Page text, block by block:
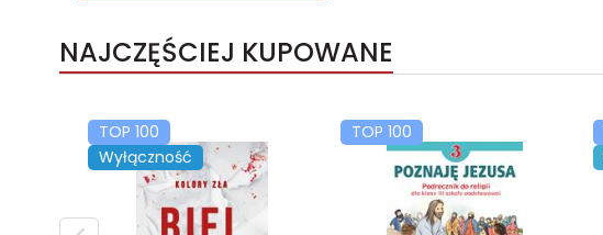
NAJCZĘŚCIEJ KUPOWANE
TOP 100
Wyłączność
TOP 100